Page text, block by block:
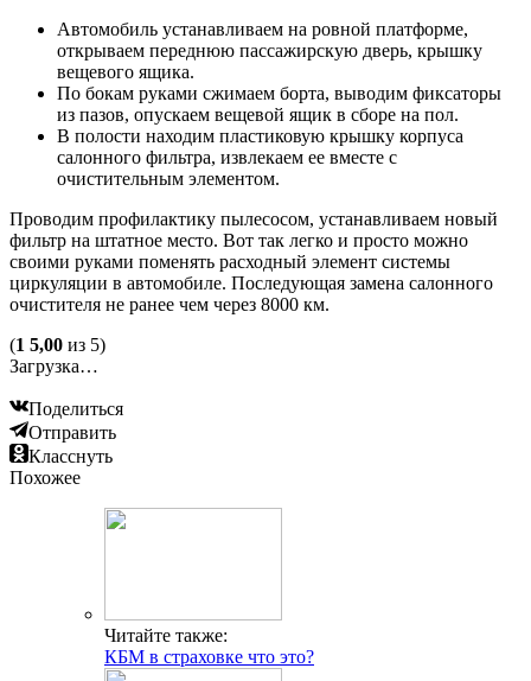
Автомобиль устанавливаем на ровной платформе,
открываем переднюю пассажирскую дверь, крышку
вещевого ящика.
По бокам руками сжимаем борта, выводим фиксаторы
из пазов, опускаем вещевой ящик в сборе на пол.
В полости находим пластиковую крышку корпуса
салонного фильтра, извлекаем ее вместе с
очистительным элементом.
Проводим профилактику пылесосом, устанавливаем новый
фильтр на штатное место. Вот так легко и просто можно
своими руками поменять расходный элемент системы
циркуляции в автомобиле. Последующая замена салонного
очистителя не ранее чем через 8000 км.
(1 5,00 из 5)
Загрузка…
Поделиться
Отправить
Класснуть
Похожее
Читайте также:
КБМ в страховке что это?